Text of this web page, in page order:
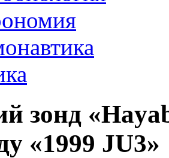
зонд
«1999 JU3»